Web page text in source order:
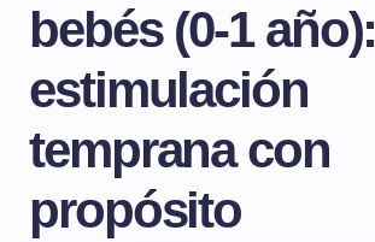
bebés (0-1 año):
estimulación
temprana con
propósito